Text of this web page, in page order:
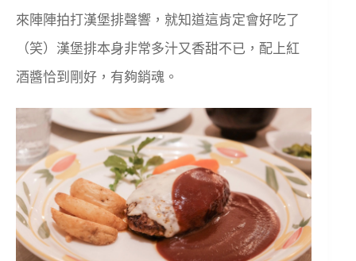
來陣陣拍打漢堡排聲響，就知道這肯定會好吃了
（笑）漢堡排本身非常多汁又香甜不已，配上紅
酒醬恰到剛好，有夠銷魂。